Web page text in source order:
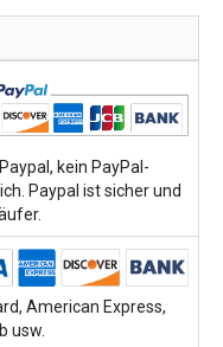
kein PayPal-
Paypal ist sicher und
American Express,
usw.